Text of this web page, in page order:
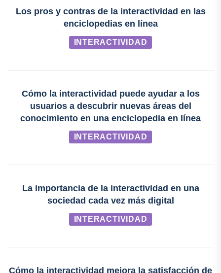
Los pros y contras de la interactividad en las
enciclopedias en línea
INTERACTIVIDAD
Cómo la interactividad puede ayudar a los
usuarios a descubrir nuevas áreas del
conocimiento en una enciclopedia en línea
INTERACTIVIDAD
La importancia de la interactividad en una
sociedad cada vez más digital
INTERACTIVIDAD
Cómo la interactividad mejora la satisfacción de